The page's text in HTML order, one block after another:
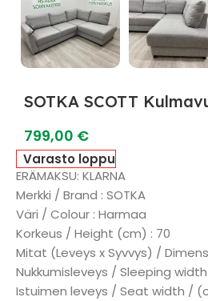
SOTKA SCOTT
799,00 €
Varasto loppu
ERÄMAKSU: KLARNA
Merkki / Brand : SOTKA
Väri / Colour : Harmaa
Korkeus / Height (cm) : 70
Mitat (Leveys x Syvvys) /
Nukkumisleveys / Sleeping width
Istuimen leveys / Seat width /